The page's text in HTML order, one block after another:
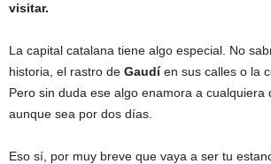
visitar.
La capital catalana tiene algo especial. No
historia, el rastro de Gaudíen sus calles o la
Pero sin duda ese algo enamora a cualquiera
aunque sea por dos días.
Eso sí, por muy breve que vaya a ser tu